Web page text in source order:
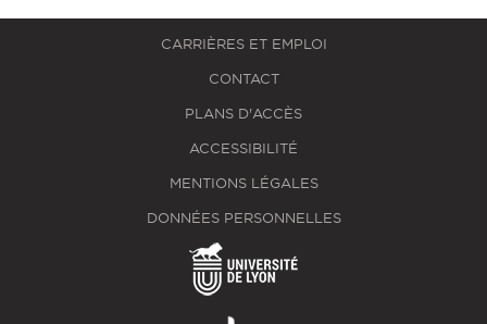
CARRIÈRES ET EMPLOI
CONTACT
PLANS D'ACCÈS
ACCESSIBILITÉ
MENTIONS LÉGALES
DONNÉES PERSONNELLES